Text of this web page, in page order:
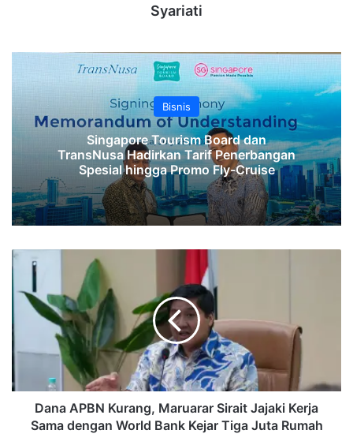
Syariati
Bisnis
Singapore Tourism Board dan
TransNusa Hadirkan Tarif Penerbangan
Spesial hingga Promo Fly-Cruise
Dana
APBN
Kurang,
Maruarar
Sirait
Kerja
Sama
dengan
World
Bank
Dana APBN Kurang, Maruarar Sirait Jajaki Kerja
Sama dengan World Bank Kejar Tiga Juta Rumah